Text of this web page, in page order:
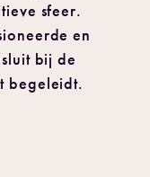
sfeer.
en
bij de
begeleidt.